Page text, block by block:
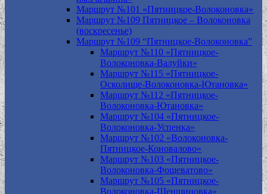
Маршрут №101 «Пятницкое-Волоконовка»
Маршрут №109 Пятницкое – Волоконовка
(воскресенье)
Маршрут №109 “Пятницкое-Волоконовка”
Маршрут №110 «Пятницкое-
Волоконовка-Валуйки»
Маршрут №115 «Пятницкое-
Осколище-Волоконовка-Ютановка»
Маршрут №112 «Пятницкое-
Волоконовка-Ютановка»
Маршрут №104 «Пятницкое-
Волоконовка-Успенка»
Маршрут №102 «Волоконовка-
Пятницкое-Коновалово»
Маршрут №103 «Пятницкое-
Волоконовка-Фощеватово»
Маршрут №105 «Пятницкое-
Волоконовка-Шеншиновка»